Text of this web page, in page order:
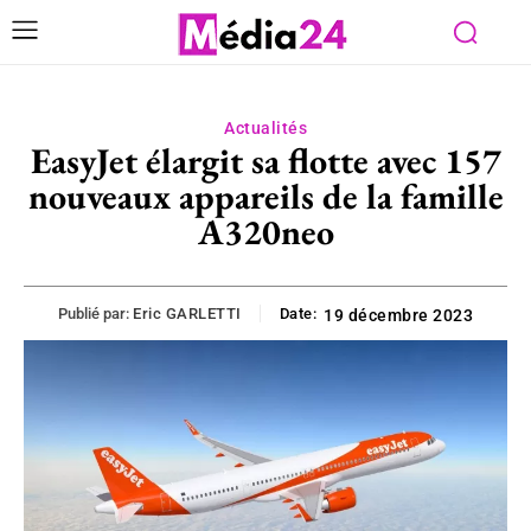
Actualités
EasyJet élargit sa flotte avec 157
nouveaux appareils de la famille
A320neo
Publié par: Eric GARLETTI Date: 19 décembre 2023